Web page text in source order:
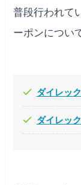
普段行われて
ーポンについ
ダイレッ
ダイレッ